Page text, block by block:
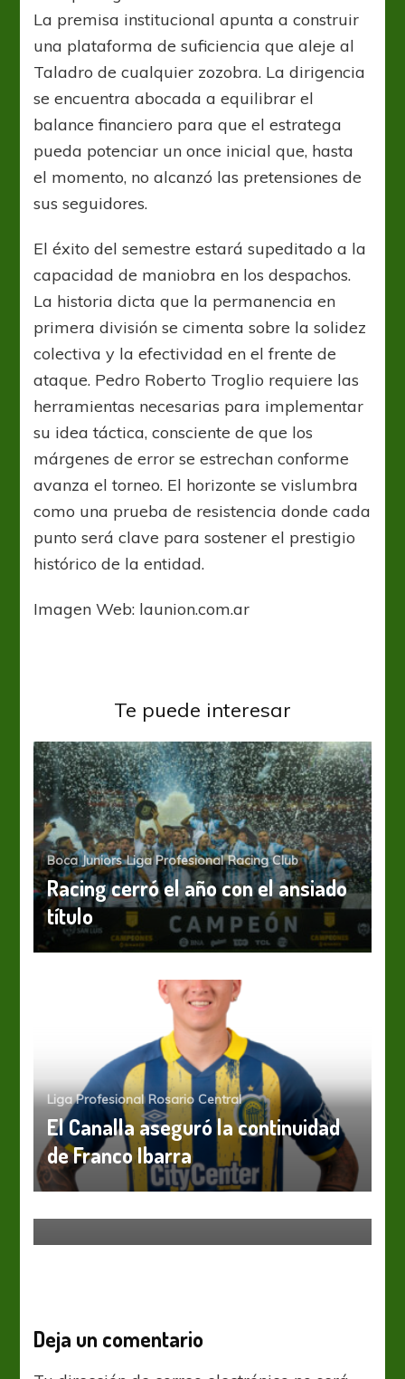
La premisa institucional apunta a construir
una plataforma de suficiencia que aleje al
Taladro de cualquier zozobra. La dirigencia
se encuentra abocada a equilibrar el
balance financiero para que el estratega
pueda potenciar un once inicial que, hasta
el momento, no alcanzó las pretensiones de
sus seguidores.
El éxito del semestre estará supeditado a la
capacidad de maniobra en los despachos.
La historia dicta que la permanencia en
primera división se cimenta sobre la solidez
colectiva y la efectividad en el frente de
ataque. Pedro Roberto Troglio requiere las
herramientas necesarias para implementar
su idea táctica, consciente de que los
márgenes de error se estrechan conforme
avanza el torneo. El horizonte se vislumbra
como una prueba de resistencia donde cada
punto será clave para sostener el prestigio
histórico de la entidad.
Imagen Web: launion.com.ar
Te puede interesar
Boca Juniors Liga Profesional Racing Club
Racing cerró el año con el ansiado
título
Liga Profesional Rosario Central
El Canalla aseguró la continuidad
de Franco Ibarra
Liga Profesional
Deja un comentario